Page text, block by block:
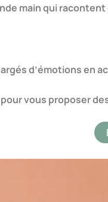
main qui
d’émotions en
vous proposer